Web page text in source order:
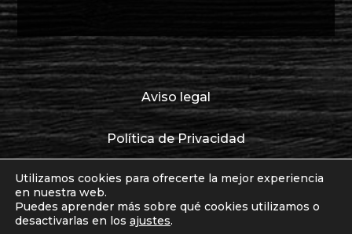
Aviso legal
Política de Privacidad
Política de cookies
© Copyright ENTALTADOS 16, S.L. Todos los
Utilizamos cookies para ofrecerte la mejor experiencia
en nuestra web.
Puedes aprender más sobre qué cookies utilizamos o
desactivarlas en los ajustes.